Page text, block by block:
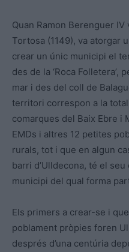
Quan Ramon Berenguer
Tortosa (1149), va atorgar
crear un únic municipi el
des de la ‘Roca Folletera’,
mar i des del coll de
territori correspon a la
comarques del Baix Ebre i
EMDs i altres 12 petites
rurals, tot i que en algun
barri d’Ulldecona, té el
municipi del qual forma
Els primers a crear-se i
poblament pròpies foren
després d’una centúria